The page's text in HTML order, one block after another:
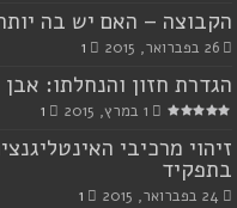
הקבוצה – האם יש בה
26 בפברואר, 2015 1
הגדרת חזון והנחלתו:
1 במרץ, 2015 1
זיהוי מרכיבי
בתפקיד
24 בפברואר, 2015 1